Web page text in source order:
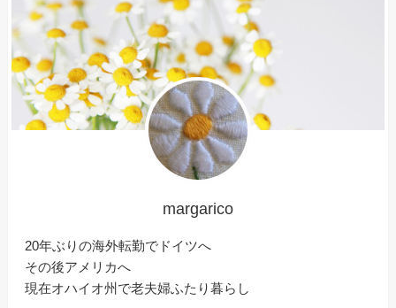
margarico
20年ぶりの海外転勤でドイツへ
その後アメリカへ
現在オハイオ州で老夫婦ふたり暮らし